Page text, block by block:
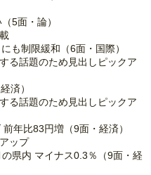
5面・論）
も制限緩和（6面・国際）
る話題のため見出しピックア
済）
る話題のため見出しピックア
年比83円増（9面・経済）
ップ
県内 マイナス0.3％（9面・経